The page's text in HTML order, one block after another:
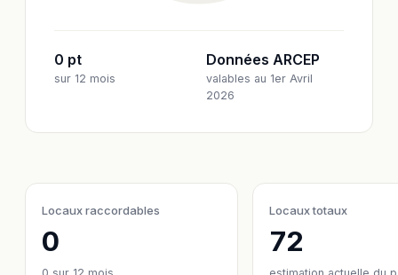
0 pt
sur 12 mois
Données ARCEP
valables au 1er Avril
2026
Locaux raccordables
0
Locaux totaux
72